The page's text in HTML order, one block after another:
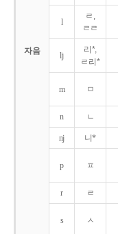
자음
l
ㄹ,
ㄹㄹ
lj
리*,
ㄹ리*
m ㅁ
n ㄴ
nj 니*
p ㅍ
r ㄹ
s ㅅ